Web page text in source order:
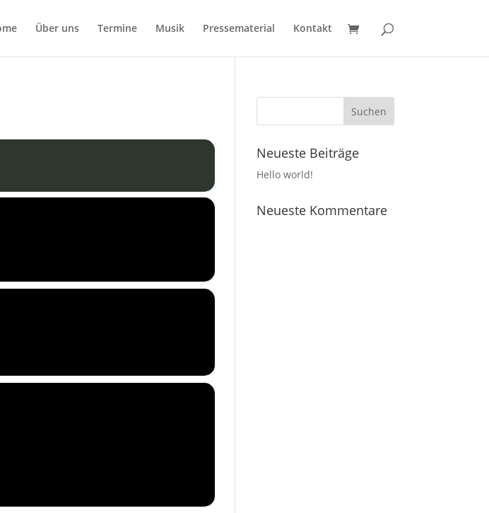
Über uns Termine Musik Pressematerial Kontakt
Neueste Beiträge
Hello world!
Neueste Kommentare